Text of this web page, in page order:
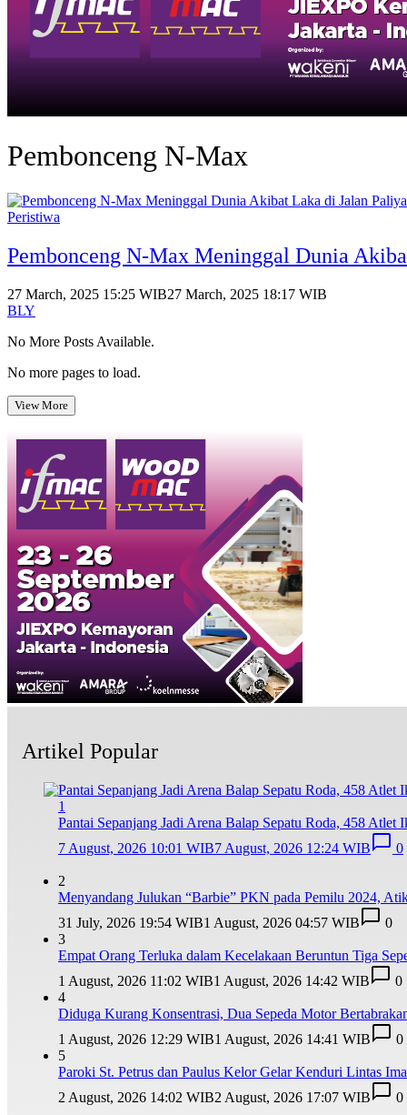
Pembonceng N-Max
Peristiwa
Pembonceng N-Max Meninggal Dunia
27 March, 2025 15:25 WIB27 March, 2025 18:17 WIB
BLY
No More Posts Available.
No more pages to load.
View More
Artikel Popular
1
Pantai Sepanjang Jadi Arena Balap Sepatu Roda, 458
7 August, 2026 10:01 WIB7 August, 2026 12:24 WIB 0
2
Menyandang Julukan “Barbie” PKN pada Pemilu 2024,
31 July, 2026 19:54 WIB1 August, 2026 04:57 WIB
0
3
Empat Orang Terluka dalam Kecelakaan Beruntun Tiga
1 August, 2026 11:02 WIB1 August, 2026 14:42 WIB
0
4
Diduga Kurang Konsentrasi, Dua Sepeda Motor
1 August, 2026 12:29 WIB1 August, 2026 14:41 WIB
0
5
Paroki St. Petrus dan Paulus Kelor Gelar Kenduri Lintas
2 August, 2026 14:02 WIB2 August, 2026 17:07 WIB 0